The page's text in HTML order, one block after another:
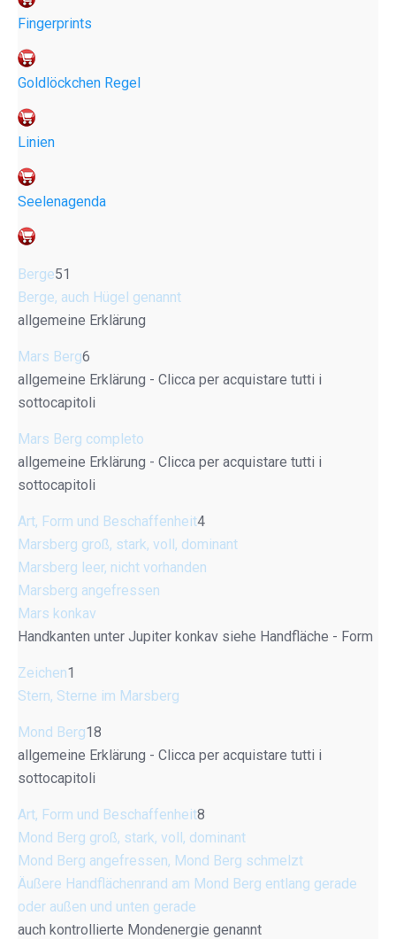
Fingerprints
Goldlöckchen Regel
Linien
Seelenagenda
Berge51
Berge, auch Hügel genannt
allgemeine Erklärung
Mars Berg6
allgemeine Erklärung - Clicca per acquistare tutti i
sottocapitoli
Mars Berg completo
allgemeine Erklärung - Clicca per acquistare tutti i
sottocapitoli
Art, Form und Beschaffenheit4
Marsberg groß, stark, voll, dominant
Marsberg leer, nicht vorhanden
Marsberg angefressen
Mars konkav
Handkanten unter Jupiter konkav siehe Handfläche - Form
Zeichen1
Stern, Sterne im Marsberg
Mond Berg18
allgemeine Erklärung - Clicca per acquistare tutti i
sottocapitoli
Art, Form und Beschaffenheit8
Mond Berg groß, stark, voll, dominant
Mond Berg angefressen, Mond Berg schmelzt
Äußere Handflächenrand am Mond Berg entlang gerade
oder außen und unten gerade
auch kontrollierte Mondenergie genannt